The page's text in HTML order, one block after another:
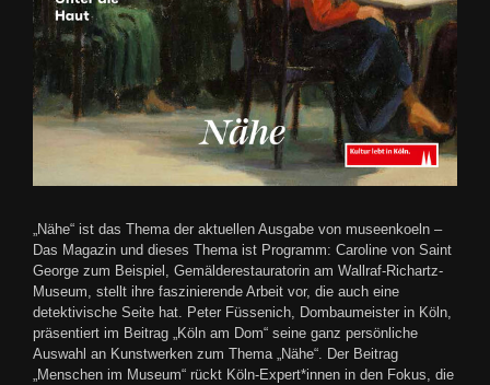
„Nähe“ ist das Thema der aktuellen Ausgabe von museenkoeln –
Das Magazin und dieses Thema ist Programm: Caroline von Saint
George zum Beispiel, Gemälderestauratorin am Wallraf-Richartz-
Museum, stellt ihre faszinierende Arbeit vor, die auch eine
detektivische Seite hat. Peter Füssenich, Dombaumeister in Köln,
präsentiert im Beitrag „Köln am Dom“ seine ganz persönliche
Auswahl an Kunstwerken zum Thema „Nähe“. Der Beitrag
„Menschen im Museum“ rückt Köln-Expert*innen in den Fokus, die